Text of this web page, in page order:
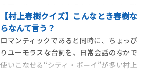
式で出題。ご自身の想像力と言葉選びのセ
ンスを駆使して挑戦してみてください！ 人
は会話中、ついついかっこいいと思わせる
言葉を使いたがるもの。ここぞとい […]
【村上春樹クイズ】こんなとき春樹な
らなんて言う？
ロマンティックであると同時に、ちょっぴ
りユーモラスな台詞を、日常会話のなかで
使いこなせる“シティ・ボーイ”が多い村上